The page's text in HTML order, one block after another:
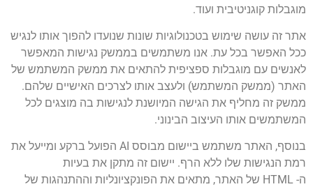
מוגבלות קוגניטיבית ועוד.
אתר זה עושה שימוש בטכנולוגיות שונות שנועדו להפוך אותו לנגיש
ככל האפשר בכל עת. אנו משתמשים בממשק נגישות המאפשר
לאנשים עם מוגבלות ספציפית להתאים את ממשק המשתמש של
האתר (ממשק המשתמש) ולעצב אותו לצרכים האישיים שלהם.
ממשק זה מחליף את הגישה המיושנת לנגישות בה מוצגים לכל
המשתמשים אותו העיצוב הבינוני.
בנוסף, האתר משתמש ביישום מבוסס AI הפועל ברקע ומייעל את
רמת הנגישות שלו ללא הרף. יישום זה מתקן את בעיות
ה- HTML של האתר, מתאים את הפונקציונליות וההתנהגות של